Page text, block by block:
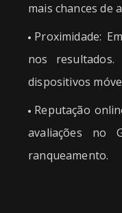
mais chances de
Proximidade:
nos
dispositivos
Reputação
avaliações no
ranqueamento.